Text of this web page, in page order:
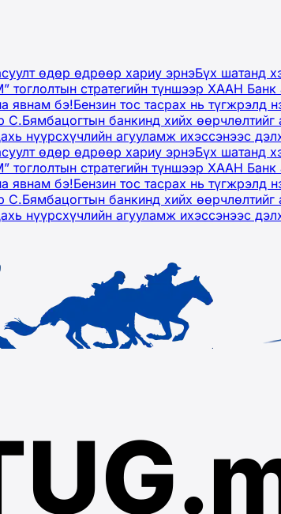
өдөр өдрөөр хариу эрнэБүх шатанд
тоглолтын стратегийн түншээр ХААН
явнам бэ!Бензин тос тасрах нь
С.Бямбацогтын банкинд хийх
нүүрсхүчлийн агууламж ихэссэнээс
өдөр өдрөөр хариу эрнэБүх шатанд
тоглолтын стратегийн түншээр ХААН
явнам бэ!Бензин тос тасрах нь
С.Бямбацогтын банкинд хийх
нүүрсхүчлийн агууламж ихэссэнээс